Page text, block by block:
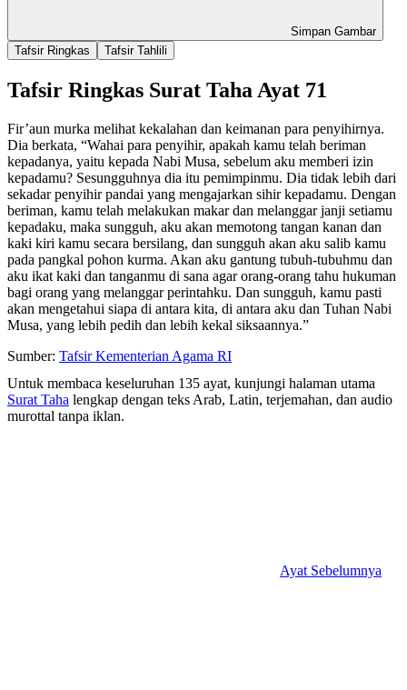
Simpan Gambar
Tafsir Ringkas
Tafsir Tahlili
Tafsir Ringkas Surat Taha Ayat 71
Fir’aun murka melihat kekalahan dan keimanan para penyihirnya.
Dia berkata, “Wahai para penyihir, apakah kamu telah beriman
kepadanya, yaitu kepada Nabi Musa, sebelum aku memberi izin
kepadamu? Sesungguhnya dia itu pemimpinmu. Dia tidak lebih dari
sekadar penyihir pandai yang mengajarkan sihir kepadamu. Dengan
beriman, kamu telah melakukan makar dan melanggar janji setiamu
kepadaku, maka sungguh, aku akan memotong tangan kanan dan
kaki kiri kamu secara bersilang, dan sungguh akan aku salib kamu
pada pangkal pohon kurma. Akan aku gantung tubuh-tubuhmu dan
aku ikat kaki dan tanganmu di sana agar orang-orang tahu hukuman
bagi orang yang melanggar perintahku. Dan sungguh, kamu pasti
akan mengetahui siapa di antara kita, di antara aku dan Tuhan Nabi
Musa, yang lebih pedih dan lebih kekal siksaannya.”
Sumber: Tafsir Kementerian Agama RI
Untuk membaca keseluruhan 135 ayat, kunjungi halaman utama
Surat Taha lengkap dengan teks Arab, Latin, terjemahan, dan audio
murottal tanpa iklan.
Ayat Sebelumnya